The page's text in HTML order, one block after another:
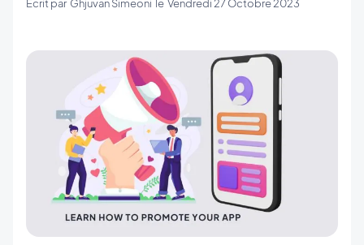
Ecrit par Ghjuvan Simeoni le Vendredi 27 Octobre 2023